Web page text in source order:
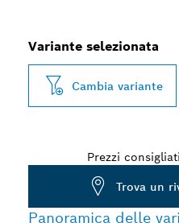
Variante selezionata
Cambia variante
Prezzi
Trova un
Panoramica delle